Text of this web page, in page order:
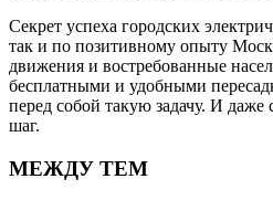
Секрет успеха городских
так и по позитивному опыту
движения и востребованные
бесплатными и удобными
перед собой такую задачу. И
шаг.
МЕЖДУ ТЕМ